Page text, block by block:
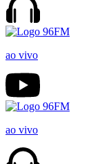
ao vivo
ao vivo